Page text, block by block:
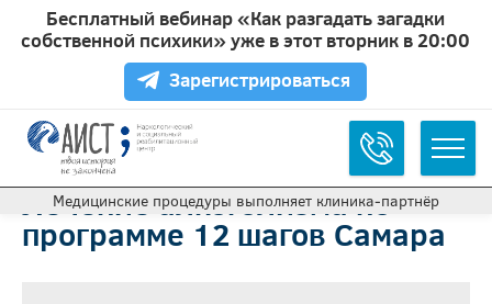
Бесплатный вебинар «Как разгадать загадки
собственной психики» уже в этот вторник в 20:00
Зарегистрироваться
Медицинские процедуры выполняет клиника‑партнёр
Лечение алкоголизма по
программе 12 шагов Самара